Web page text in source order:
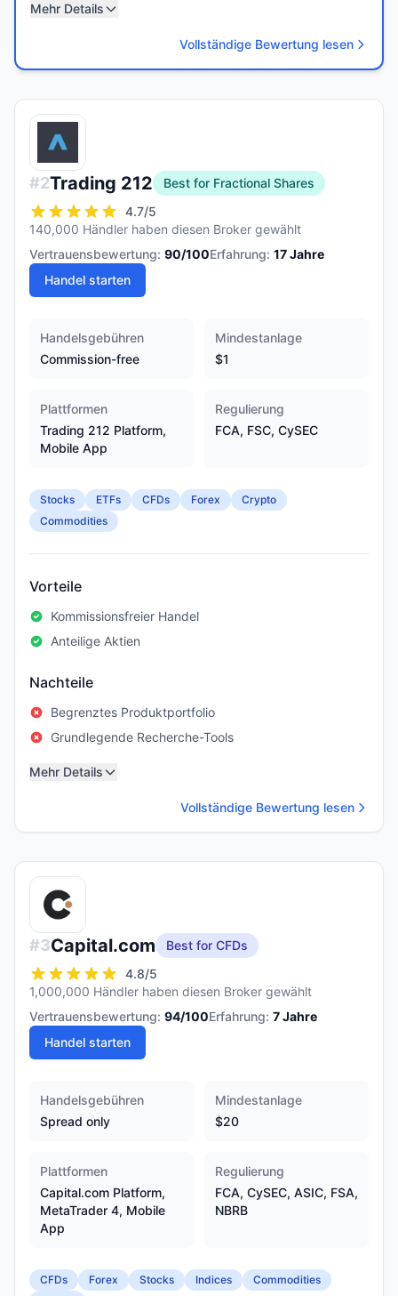
Mehr Details
Vollständige Bewertung lesen
#2Trading 212
Best for Fractional Shares
4.7/5
140,000 Händler haben diesen Broker gewählt
Vertrauensbewertung: 90/100Erfahrung: 17Jahre
Handel starten
Handelsgebühren
Commission-free
Mindestanlage
$1
Plattformen
Trading 212 Platform,
Mobile App
Regulierung
FCA, FSC, CySEC
Stocks ETFs CFDs Forex
Crypto
Commodities
Vorteile
Kommissionsfreier Handel
Anteilige Aktien
Nachteile
Begrenztes Produktportfolio
Grundlegende Recherche-Tools
Mehr Details
Vollständige Bewertung lesen
#3Capital.com
Best for CFDs
4.8/5
1,000,000 Händler haben diesen Broker gewählt
Vertrauensbewertung: 94/100Erfahrung: 7Jahre
Handel starten
Handelsgebühren
Spread only
Mindestanlage
$20
Plattformen
Capital.com Platform,
MetaTrader 4, Mobile
App
Regulierung
FCA, CySEC, ASIC, FSA,
NBRB
CFDs Forex Stocks Indices
Commodities